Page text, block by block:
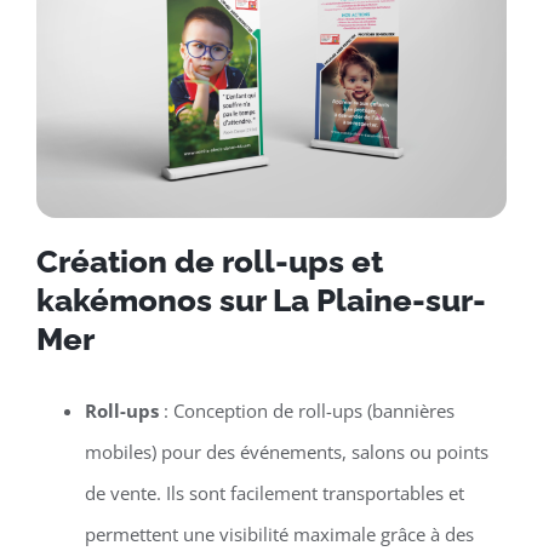
Création de roll-ups et
kakémonos sur La Plaine-sur-
Mer
Roll-ups: Conception de roll-ups (bannières
mobiles) pour des événements, salons ou points
de vente. Ils sont facilement transportables et
permettent une visibilité maximale grâce à des